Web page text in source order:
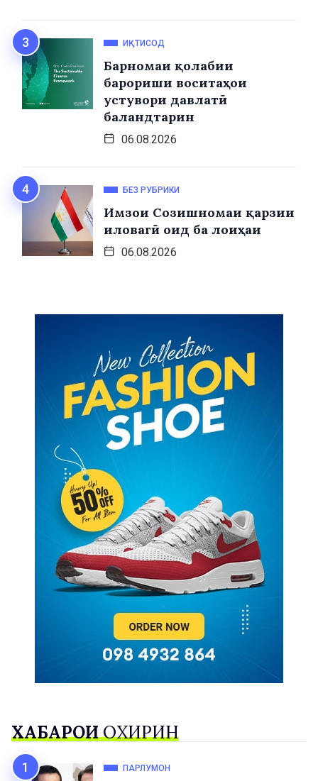
ИҚТИСОД
Барномаи қолабии
барориши воситаҳои
устувори давлатӣ
баландтарин
06.08.2026
БЕЗ РУБРИКИ
Имзои Созишномаи қарзии
иловагӣ оид ба лоиҳаи
06.08.2026
ХАБАРҲОИОХИРИН
ПАРЛУМОН